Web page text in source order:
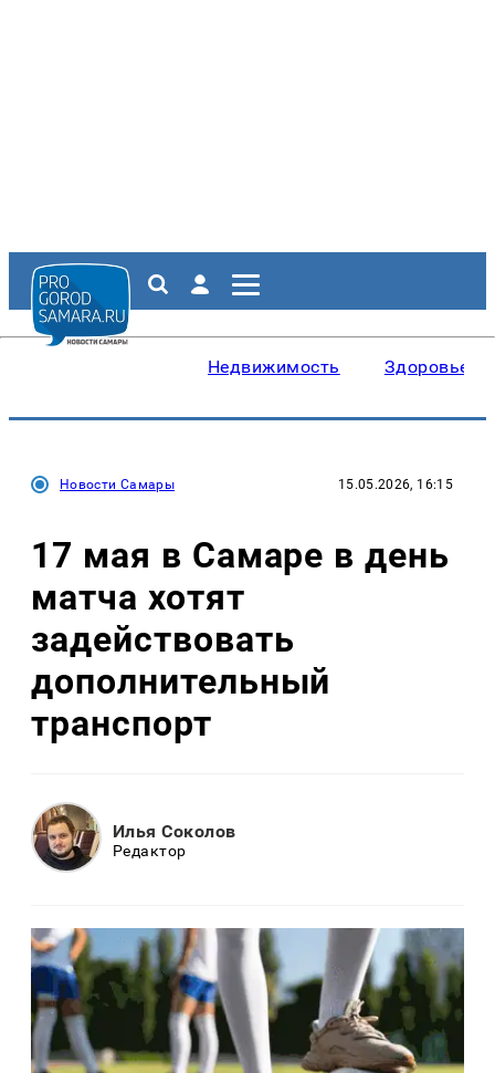
Недвижимость Здоровье
Новости Самары 15.05.2026, 16:15
17 мая в Самаре в день
матча хотят
задействовать
дополнительный
транспорт
Илья Соколов
Редактор